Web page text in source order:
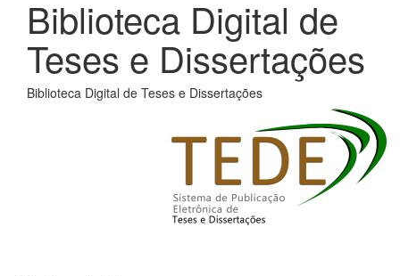
Biblioteca Digital de
Teses e Dissertações
Biblioteca Digital de Teses e Dissertações